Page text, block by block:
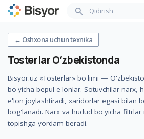
← Oshxona uchun texnika
TosterlarOʻzbekistonda
Bisyor.uz «Tosterlar» bo'limi —
bo'yicha bepul e'lonlar. Sotuvchilar narx,
e'lon joylashtiradi, xaridorlar egasi bilan
bog'lanadi. Narx va hudud bo'yicha
topishga yordam beradi.